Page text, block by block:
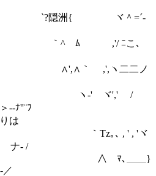
{ ヾ＾=´-
,'/ ﾆこ､
ヽ二二ノ
ヾ',' /
＼__ ＞--ﾅ''¨ﾌ
は
､ , ' , 'ヾ
- /
＿＿}